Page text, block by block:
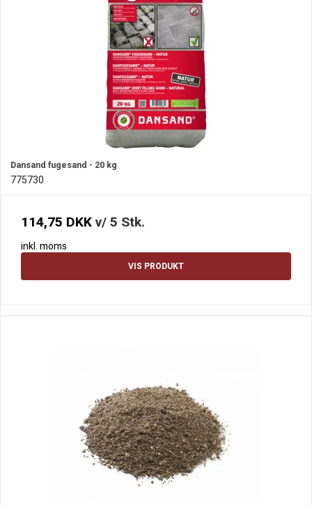
Dansand fugesand - 20 kg
775730
114,75 DKKv/ 5 Stk.
inkl. moms
VIS PRODUKT